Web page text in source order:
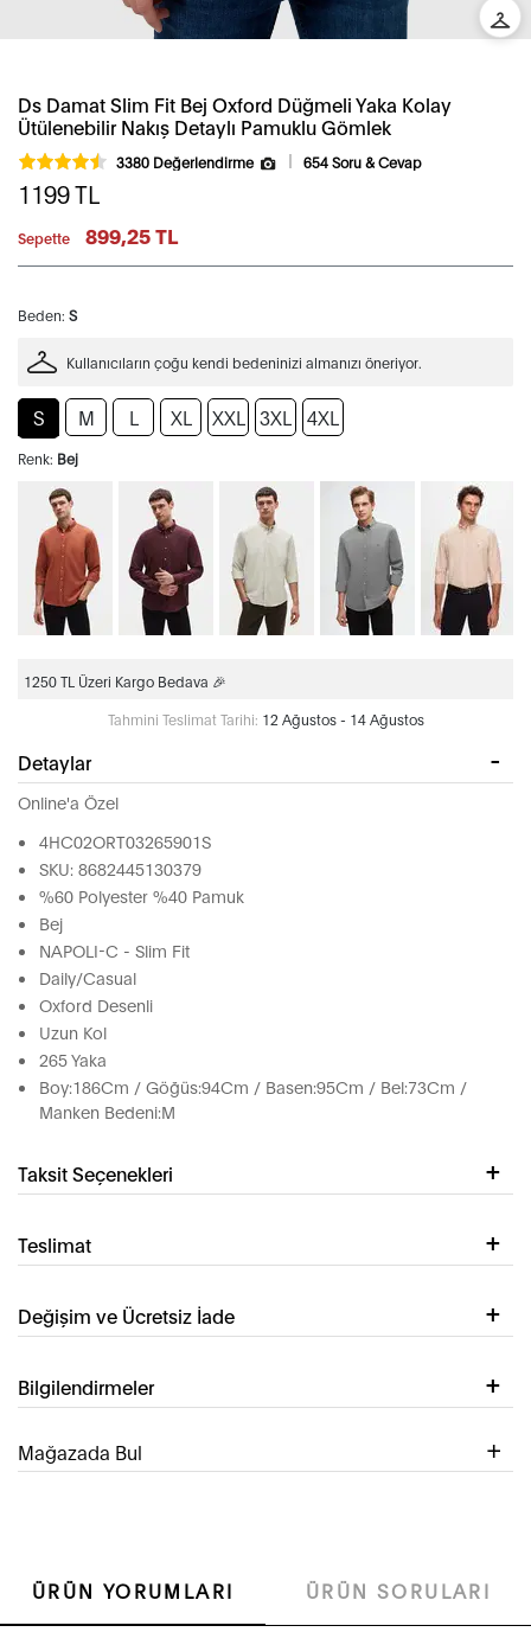
Ds Damat Slim Fit Bej Oxford Düğmeli Yaka Kolay
Ütülenebilir Nakış Detaylı Pamuklu Gömlek
3380 Değerlendirme 654 Soru & Cevap
1199TL
Sepette 899,25 TL
Beden: S
Kullanıcıların çoğu kendi bedeninizi almanızı öneriyor.
S M L XL XXL 3XL 4XL
Renk: Bej
1250 TL Üzeri Kargo Bedava 🎉
Tahmini Teslimat Tarihi: 12 Ağustos - 14 Ağustos
Detaylar
Online'a Özel
4HC02ORT03265901S
SKU: 8682445130379
%60 Polyester %40 Pamuk
Bej
NAPOLI-C - Slim Fit
Daily/Casual
Oxford Desenli
Uzun Kol
265 Yaka
Boy:186Cm / Göğüs:94Cm / Basen:95Cm / Bel:73Cm /
Manken Bedeni:M
Taksit Seçenekleri
Teslimat
Değişim ve Ücretsiz İade
Bilgilendirmeler
Mağazada Bul
ÜRÜN YORUMLARI ÜRÜN SORULARI